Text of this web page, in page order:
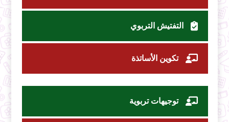
التفتيش التربوي
تكوين الأساتذة
توجيهات تربوية